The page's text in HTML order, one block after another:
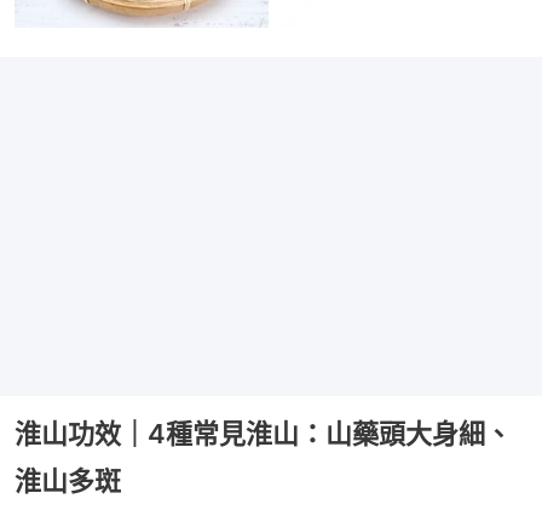
淮山功效｜4種常見淮山：山藥頭大身細、
淮山多斑